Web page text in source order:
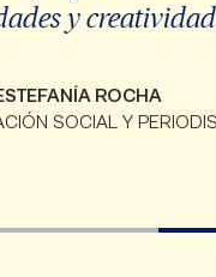
y
ROCHA
SOCIAL Y